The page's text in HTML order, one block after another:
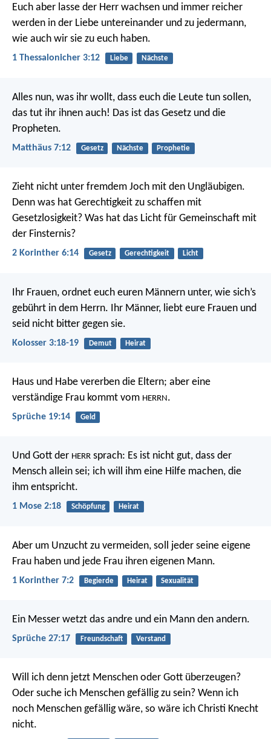
Euch aber lasse der Herr wachsen und immer reicher
werden in der Liebe untereinander und zu jedermann,
wie auch wir sie zu euch haben.
1 Thessalonicher 3:12 Liebe Nächste
Alles nun, was ihr wollt, dass euch die Leute tun sollen,
das tut ihr ihnen auch! Das ist das Gesetz und die
Propheten.
Matthäus 7:12 Gesetz Nächste Prophetie
Zieht nicht unter fremdem Joch mit den Ungläubigen.
Denn was hat Gerechtigkeit zu schaffen mit
Gesetzlosigkeit? Was hat das Licht für Gemeinschaft mit
der Finsternis?
2 Korinther 6:14 Gesetz Gerechtigkeit Licht
Ihr Frauen, ordnet euch euren Männern unter, wie sich’s
gebührt in dem Herrn. Ihr Männer, liebt eure Frauen und
seid nicht bitter gegen sie.
Kolosser 3:18-19 Demut Heirat
Haus und Habe vererben die Eltern; aber eine
verständige Frau kommt vom HERRN .
Sprüche 19:14 Geld
Und Gott der HERR sprach: Es ist nicht gut, dass der
Mensch allein sei; ich will ihm eine Hilfe machen, die
ihm entspricht.
1 Mose 2:18 Schöpfung Heirat
Aber um Unzucht zu vermeiden, soll jeder seine eigene
Frau haben und jede Frau ihren eigenen Mann.
1 Korinther 7:2 Begierde Heirat Sexualität
Ein Messer wetzt das andre und ein Mann den andern.
Sprüche 27:17 Freundschaft Verstand
Will ich denn jetzt Menschen oder Gott überzeugen?
Oder suche ich Menschen gefällig zu sein? Wenn ich
noch Menschen gefällig wäre, so wäre ich Christi Knecht
nicht.